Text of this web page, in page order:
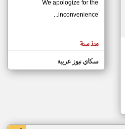
مصادر الأخبار من موريتانيا
اخبار موريتانيا على مدار الساعة
أهم اخبار موريتانيا العاجلة والمباشرة
We apologize for the
inconvenience...
منذ سنة
سكاي نيوز عربية
klyoum.com